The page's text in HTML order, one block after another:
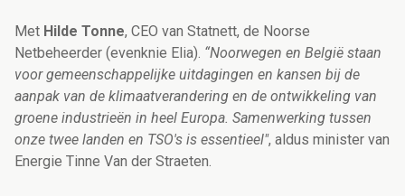
Met Hilde Tonne, CEO van Statnett, de Noorse
Netbeheerder (evenknie Elia). “Noorwegen en België staan
voor gemeenschappelijke uitdagingen en kansen bij de
aanpak van de klimaatverandering en de ontwikkeling van
groene industrieën in heel Europa. Samenwerking tussen
onze twee landen en TSO's is essentieel", aldus minister van
Energie Tinne Van der Straeten.